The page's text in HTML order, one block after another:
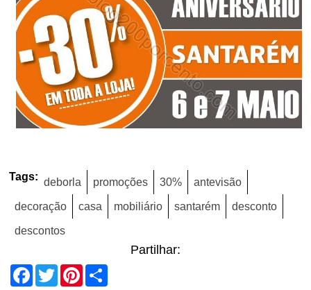
Tags: deborla promoções 30% antevisão
decoração casa mobiliário santarém desconto
descontos
Partilhar:
Facebook
TwitterPinterest